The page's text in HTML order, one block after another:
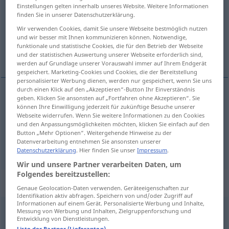
Übersicht aller Übersetzungen
(Für mehr Details die Übersetzung anklicken/antippen)
ook, eveneens
ook auch
eveneens auch gehoben
Beispielsätze für "auch"
sowohl… als auch
Einstellungen gelten innerhalb unseres Website. Weitere Informationen
finden Sie in unserer Datenschutzerklärung.
Wir verwenden Cookies, damit Sie unsere Webseite bestmöglich nutzen
und wir besser mit Ihnen kommunizieren können. Notwendige,
funktionale und statistische Cookies, die für den Betrieb der Webseite
und der statistischen Auswertung unserer Webseite erforderlich sind,
werden auf Grundlage unserer Vorauswahl immer auf Ihrem Endgerät
gespeichert. Marketing-Cookies und Cookies, die der Bereitstellung
personalisierter Werbung dienen, werden nur gespeichert, wenn Sie uns
durch einen Klick auf den „Akzeptieren“-Button Ihr Einverständnis
geben. Klicken Sie ansonsten auf „Fortfahren ohne Akzeptieren“. Sie
können Ihre Einwilligung jederzeit für zukünftige Besuche unserer
Webseite widerrufen. Wenn Sie weitere Informationen zu den Cookies
und den Anpassungsmöglichkeiten möchten, klicken Sie einfach auf den
Button „Mehr Optionen“. Weitergehende Hinweise zu der
Datenverarbeitung entnehmen Sie ansonsten unserer
Datenschutzerklärung. Hier finden Sie unserImpressum.
Wir und unsere Partner verarbeiten Daten, um
Folgendes bereitzustellen:
Genaue Geolocation-Daten verwenden. Geräteeigenschaften zur
Identifikation aktiv abfragen. Speichern von und/oder Zugriff auf
Informationen auf einem Gerät. Personalisierte Werbung und Inhalte,
Messung von Werbung und Inhalten, Zielgruppenforschung und
Entwicklung von Dienstleistungen.